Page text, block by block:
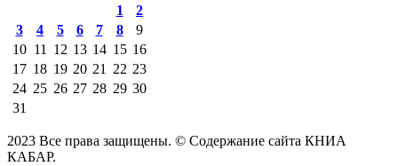
1
2
3
4 5 6 7 8
9
10 11 12 13 14 15 16
17 18 19 20 21 22 23
24 25 26 27 28 29 30
31
2023 Все права защищены. © Содержание сайта КНИА
КАБАР.